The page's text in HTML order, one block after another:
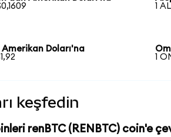
1
Doları'na
1
keşfedin
renBTC (RENBTC) coin'e